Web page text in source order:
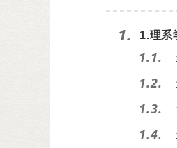
1. 1.理系
1.1.
1.2.
1.3.
1.4.